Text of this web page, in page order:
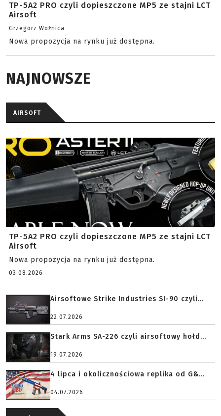
TP-5A2 PRO czyli dopieszczone MP5 ze stajni LCT
Airsoft
Grzegorz Woźnica
Nowa propozycja na rynku już dostępna.
NAJNOWSZE
AIRSOFT
TP-5A2 PRO czyli dopieszczone MP5 ze stajni LCT
Airsoft
Nowa propozycja na rynku już dostępna.
03.08.2026
Airsoftowe Strike Industries SI-90 czyli...
22.07.2026
Stark Arms SA-226 czyli airsoftowy hołd...
19.07.2026
4 lipca i okolicznościowa replika od G&...
04.07.2026